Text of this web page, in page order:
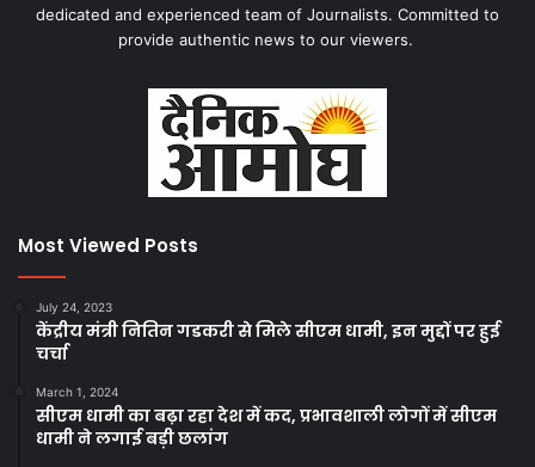
dedicated and experienced team of Journalists. Committed to
provide authentic news to our viewers.
Most Viewed Posts
July 24, 2023
केंद्रीय मंत्री नितिन गडकरी से मिले सीएम धामी, इन मुद्दों पर हुई
चर्चा
March 1, 2024
सीएम धामी का बढ़ा रहा देश में कद, प्रभावशाली लोगों में सीएम
धामी ने लगाई बड़ी छलांग